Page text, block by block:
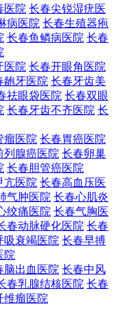
医院 长春尖锐湿疣医
病医院 长春生殖器疱
长春鱼鳞病医院 长春
医院 长春开眼角医院
龅牙医院 长春牙齿美
祛眼袋医院 长春双眼
长春牙齿不齐医院 长
瘤医院 长春胃癌医院
列腺癌医院 长春卵巢
长春胆管癌医院
亢医院 长春高血压医
气肿医院 长春心肌炎
绞痛医院 长春气胸医
春动脉硬化医院 长春
吸衰竭医院 长春早搏
院
脑出血医院 长春中风
春乳腺结核医院 长春
维瘤医院